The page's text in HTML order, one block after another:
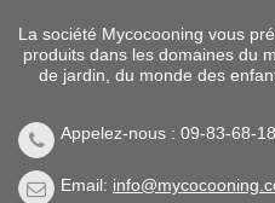
La société Mycocooning vous
produits dans les domaines du
de jardin, du monde des
Appelez-nous : 09-83-68-
Email: